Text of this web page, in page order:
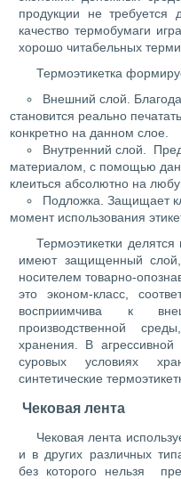
продукции не требуется
качество термобумаги
хорошо читабельных
Термоэтикетка
Внешний слой.
становится реально
конкретно на данном слое.
Внутренний слой.
материалом, с помощью
клеиться абсолютно на
Подложка. Защищает
момент использования
Термоэтикетки
имеют защищенный
носителем товарно-
это эконом-класс,
восприимчива к
производственной
хранения. В
суровых условиях
синтетические
Чековая лента
Чековая лента
и в других различных
без которого нельзя